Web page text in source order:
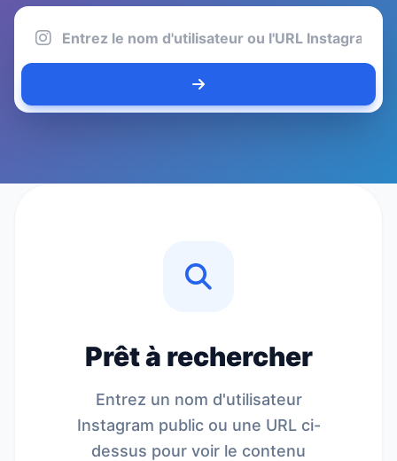
Prêt à rechercher
Entrez un nom d'utilisateur
Instagram public ou une URL ci-
dessus pour voir le contenu